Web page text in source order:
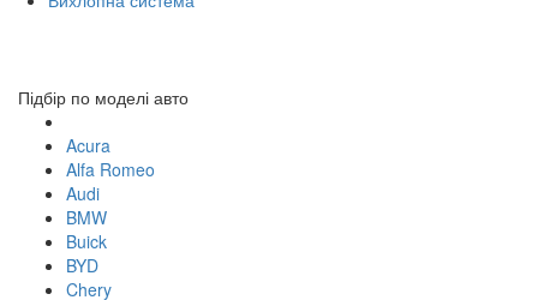
Підбір по моделі авто
Acura
Alfa Romeo
Audi
BMW
Buick
BYD
Chery